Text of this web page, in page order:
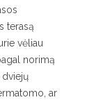
terasą
vėliau
norimą
dviejų
ar